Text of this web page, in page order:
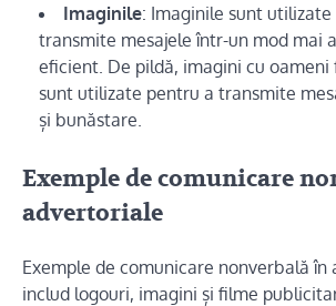
Imaginile: Imaginile sunt
transmite mesajele într-un mod mai
eficient. De pildă, imagini cu oameni
sunt utilizate pentru a transmite
și bunăstare.
Exemple de comunicare
advertoriale
Exemple de comunicare nonverbală în
includ logouri, imagini și filme